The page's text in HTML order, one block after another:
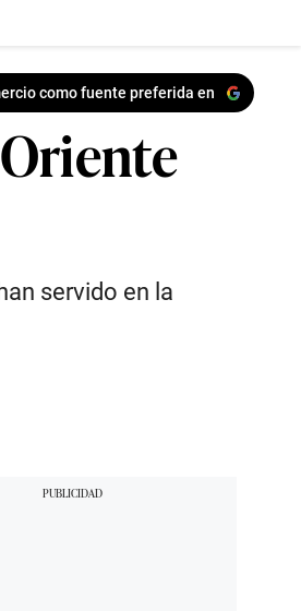
como fuente preferida en
servido en la